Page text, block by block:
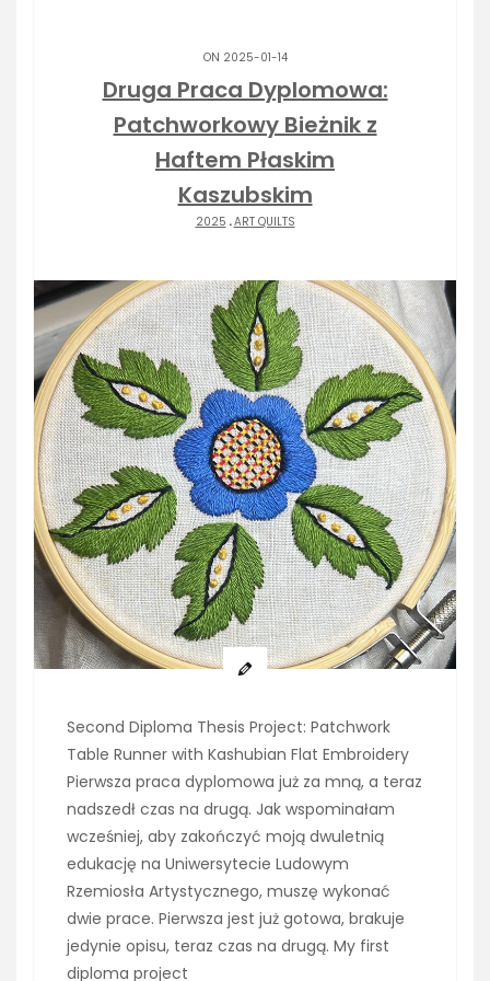
ON 2025-01-14
Druga Praca Dyplomowa:
Patchworkowy Bieżnik z
Haftem Płaskim
Kaszubskim
2025 .ART QUILTS
Second Diploma Thesis Project: Patchwork
Table Runner with Kashubian Flat Embroidery
Pierwsza praca dyplomowa już za mną, a teraz
nadszedł czas na drugą. Jak wspominałam
wcześniej, aby zakończyć moją dwuletnią
edukację na Uniwersytecie Ludowym
Rzemiosła Artystycznego, muszę wykonać
dwie prace. Pierwsza jest już gotowa, brakuje
jedynie opisu, teraz czas na drugą. My first
diploma project